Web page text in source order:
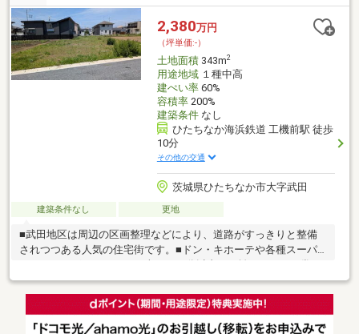
2,380万円
（坪単価:-）
土地面積343m2
用途地域１種中高
建ぺい率60%
容積率200%
建築条件なし
ひたちなか海浜鉄道 工機前駅 徒歩
10分
その他の交通
茨城県ひたちなか市大字武田
建築条件なし 更地
■武田地区は周辺の区画整理などにより、道路がすっきりと整備
されつつある人気の住宅街です。■ドン・キホーテや各種スーパ
買い物に困りません。■勝田駅徒歩14分圏内。100坪超のゆとり。
平屋も、多台数駐車も、理想を全て叶える広大な土地